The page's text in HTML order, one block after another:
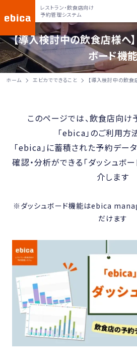
レストラン・飲食店向け
予約管理システム
【導入検討中の飲食店様へ
ボード機
ホーム エビカでできること 【導入検討中の飲食
このページでは、飲食店向け
「ebica」のご利用方
「ebica」に蓄積された予約デー
確認・分析ができる「ダッシュボ
介します
※ダッシュボード機能はebica
だけます